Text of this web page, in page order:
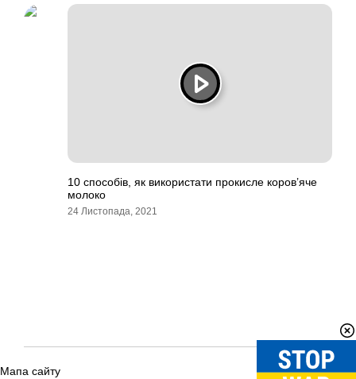
10 способів, як використати прокисле коров’яче
молоко
24 Листопада, 2021
Мапа сайту